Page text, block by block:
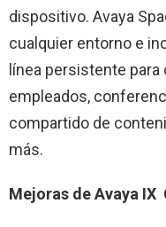
dispositivo. Avaya
cualquier entorno e
línea persistente para
empleados,
compartido de
más.
Mejoras de Avaya